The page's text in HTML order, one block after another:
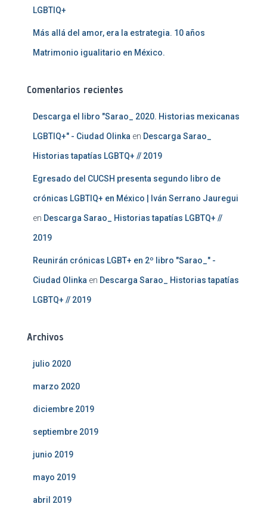
LGBTIQ+
Más allá del amor, era la estrategia. 10 años
Matrimonio igualitario en México.
Comentarios recientes
Descarga el libro "Sarao_ 2020. Historias mexicanas
LGBTIQ+" - Ciudad Olinka en Descarga Sarao_
Historias tapatías LGBTQ+ // 2019
Egresado del CUCSH presenta segundo libro de
crónicas LGBTIQ+ en México | Iván Serrano Jauregui
en Descarga Sarao_ Historias tapatías LGBTQ+ //
2019
Reunirán crónicas LGBT+ en 2º libro "Sarao_" -
Ciudad Olinka en Descarga Sarao_ Historias tapatías
LGBTQ+ // 2019
Archivos
julio 2020
marzo 2020
diciembre 2019
septiembre 2019
junio 2019
mayo 2019
abril 2019